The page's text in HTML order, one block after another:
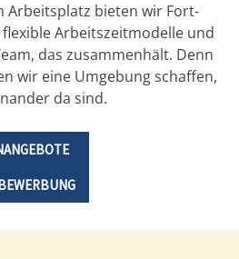
Arbeitsplatz bieten wir Fort-
Arbeitszeitmodelle und
das zusammenhält. Denn
wir eine Umgebung schaffen,
da sind.